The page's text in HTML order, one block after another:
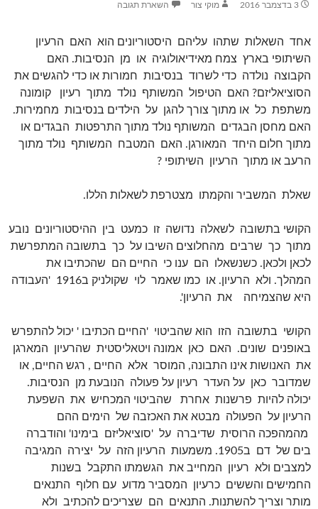
3 בדצמבר 2016 מוקי צור השארת תגובה
אחד השאלות שתהו עליהם היסטוריונים הוא האם הרעיון
השיתופי בארץ צמח מאידיאולוגיה או מן הנסיבות. האם
הקבוצה נולדה כדי לשרוד בנסיבות חמורות או כדי להגשים את
הסוציאליזם? האם הטיפול המשותף נולד מתוך רעיון קומונה
משתפת כל או מתוך צורך להגן על הילדים בנסיבות מחמירות.
האם מחסן הבגדים המשותף נולד מתוך התרפטות הבגדים או
מתוך חלום היחד המאורגן. האם המטבח המשותף נולד מתוך
הרעב או מתוך הרעיון השיתופי ?
שאלת המשביר והקמתו מצטרפת לשאלות הללו.
הקושי בתשובה לשאלה נדושה זו כמעט בין ההיסטוריונים נובע
מתוך כך שרבים מהחלוצים השיבו על כך בתשובה המתפרשת
לכאן ולכאן. כשנשאלו הם ענו כי החיים הם שהכתיבו את
המהלך. ולא הרעיון. או כמו שאמר לוי שקולניק ב1916 'העבודה
היא שהצמיחה את הרעיון'.
הקושי בתשובה הזו הוא שהביטוי 'החיים הכתיבו ' יכול להתפרש
באופנים שונים. האם כאן אמונה ויטאליסטית שהרעיון המארגן
את האנושות אינו התבונה, המוסר אלא החיים , רגש החיים, או
שמדובר כאן על העדר רעיון על פעולה הנובעת מן הנסיבות.
יכולה להיות פרשנות אחרת שהביטוי המכחיש את השפעת
הרעיון על הפעולה מבטא את האכזבה של הימים ההם
מהמהפכה הרוסית שדיברה על 'סוציאליזם בימינו' והודברה
בים של דם ב1905. משמעות הרעיון הזה על יצירה המגיבה
למצבים ולא רעיון המחייב את הגשמתו התקבל בשנות
החמישים והששים כרעיון המסביר מדוע עם חלוף התנאים
מותר וצריך להשתנות. התנאים הם שצריכים להכתיב ולא